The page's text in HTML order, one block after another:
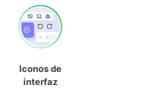
Iconos de
interfaz